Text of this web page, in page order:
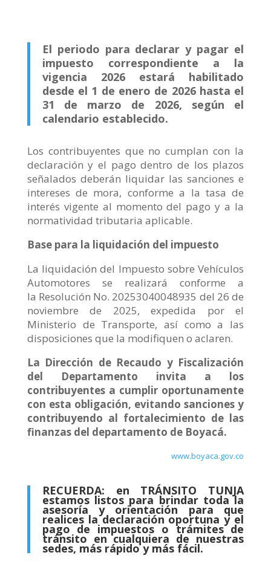
El periodo para declarar y pagar el
impuesto correspondiente a la
vigencia 2026 estará habilitado
desde el 1 de enero de 2026hasta el
31 de marzo de 2026, según el
calendario establecido.
Los contribuyentes que no cumplan con la
declaración y el pago dentro de los plazos
señalados deberán liquidar las sanciones e
intereses de mora, conforme a la tasa de
interés vigente al momento del pago y a la
normatividad tributaria aplicable.
Base para la liquidación del impuesto
La liquidación del Impuesto sobre Vehículos
Automotores se realizará conforme a
la Resolución No. 20253040048935 del 26 de
noviembre de 2025, expedida por el
Ministerio de Transporte, así como a las
disposiciones que la modifiquen o aclaren.
La Dirección de Recaudo y Fiscalización
del Departamento invita a los
contribuyentes a cumplir oportunamente
con esta obligación, evitando sanciones y
contribuyendo al fortalecimiento de las
finanzas del departamento de Boyacá.
www.boyaca.gov.co
RECUERDA: en TRÁNSITO TUNJA
estamos listos para brindar toda la
asesoría y orientación para que
realices la declaración oportuna y el
pago de impuestos o trámites de
tránsito en cualquiera de nuestras
sedes, más rápido y más fácil.